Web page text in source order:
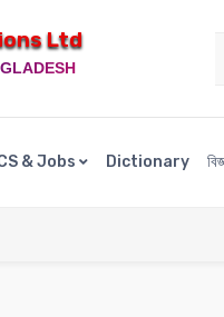
Ltd
& Jobs Dictionary